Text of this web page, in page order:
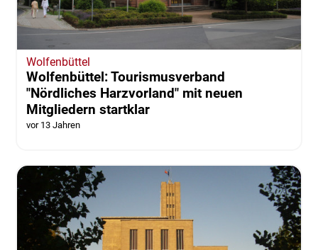
Wolfenbüttel
Wolfenbüttel: Tourismusverband
"Nördliches Harzvorland" mit neuen
Mitgliedern startklar
vor 13 Jahren